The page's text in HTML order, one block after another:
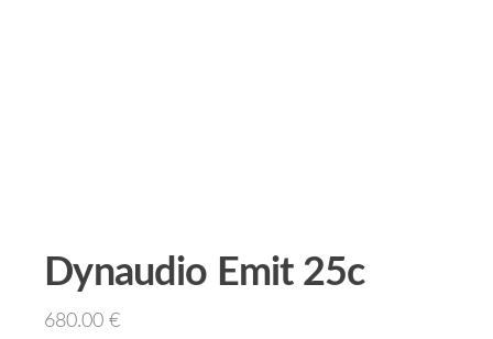
Dynaudio Emit 25c
680.00 €